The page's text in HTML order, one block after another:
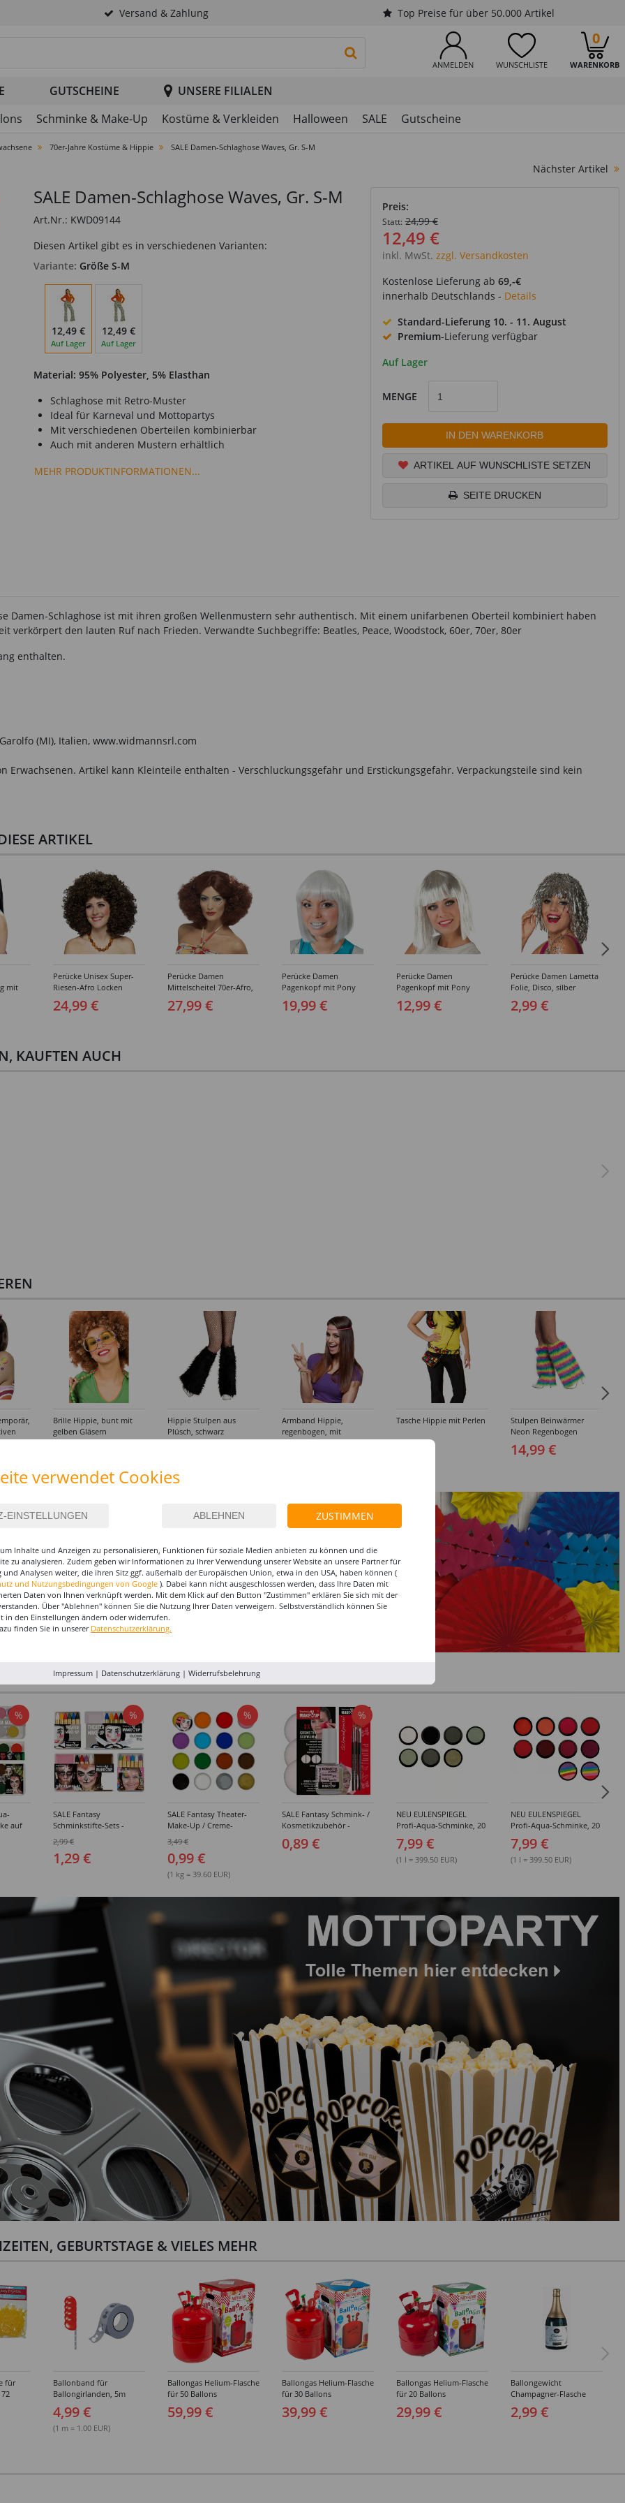
Versand & Zahlung Top Preise für über 50.000 Artikel
ANMELDEN WUNSCHLISTE WARENKORB
0
PRODUKTSUCHE STARTEN
GUTSCHEINE
UNSERE FILIALEN
Schminke & Make-Up Kostüme & Verkleiden Halloween SALE Gutscheine
70er-Jahre Kostüme & Hippie SALE Damen-Schlaghose Waves, Gr. S-M
Nächster Artikel
SALE Damen-Schlaghose Waves, Gr. S-M
Art.Nr.: KWD09144
Diesen Artikel gibt es in verschiedenen Varianten:
Variante: Größe S-M
12,49 €
Auf Lager
12,49 €
Auf Lager
Material: 95% Polyester, 5% Elasthan
Schlaghose mit Retro-Muster
Ideal für Karneval und Mottopartys
Mit verschiedenen Oberteilen kombinierbar
Auch mit anderen Mustern erhältlich
MEHR PRODUKTINFORMATIONEN...
Preis:
Statt: 24,99 €
12,49 €
inkl. MwSt. zzgl. Versandkosten
Kostenlose Lieferung ab 69,-€
innerhalb Deutschlands - Details
Standard-Lieferung 10. - 11. August
Premium-Lieferung verfügbar
Auf Lager
MENGE
IN DEN WARENKORB
ARTIKEL AUF WUNSCHLISTE SETZEN
SEITE DRUCKEN
Damen-Schlaghose ist mit ihren großen Wellenmustern sehr authentisch. Mit einem unifarbenen Oberteil kombiniert haben
verkörpert den lauten Ruf nach Frieden. Verwandte Suchbegriffe: Beatles, Peace, Woodstock, 60er, 70er, 80er
enthalten.
(MI), Italien, www.widmannsrl.com
Artikel kann Kleinteile enthalten - Verschluckungsgefahr und Erstickungsgefahr. Verpackungsteile sind kein
ARTIKEL
mit
und
Perücke Unisex Super-
Riesen-Afro Locken
meliert, Havana, braun
24,99 €
Perücke Damen
Mittelscheitel 70er-Afro,
Disco Queen, mahagoni
27,99 €
Perücke Damen
Pagenkopf mit Pony
glamour, Space Girl,
gesträhnt silber, weiß
19,99 €
Perücke Damen
Pagenkopf mit Pony
glamour Gigi gesträhnt
silber, weiß
12,99 €
Perücke Damen Lametta
Folie, Disco, silber
2,99 €
KAUFTEN AUCH
Brille Hippie, bunt mit
gelben Gläsern
Hippie Stulpen aus
Plüsch, schwarz
Armband Hippie,
regenbogen, mit
Peacezeichen
Tasche Hippie mit Perlen
Stulpen Beinwärmer
Neon Regenbogen
14,99 €
MAKE-UP & ZUBEHÖR
%
auf
%
SALE Fantasy
Schminkstifte-Sets -
Ausführungen
2,99 €
1,29 €
%
SALE Fantasy Theater-
Make-Up / Creme-
25g - Verschiedene
Karnevalsfarben
3,49 €
0,99 €
(1 kg = 39.60 EUR)
%
SALE Fantasy Schmink- /
Kosmetikzubehör -
0,89 €
NEU EULENSPIEGEL
Profi-Aqua-Schminke, 20
Grau-Töne -
Verschiedene Farben
7,99 €
(1 l = 399.50 EUR)
NEU EULENSPIEGEL
Profi-Aqua-Schminke, 20
Verschiedene Farben
7,99 €
(1 l = 399.50 EUR)
GEBURTSTAGE & VIELES MEHR
für
Ballonband für
Ballongirlanden, 5m
Deko-Band aus PVC
4,99 €
(1 m = 1.00 EUR)
Ballongas Helium-Flasche
für 50 Ballons
59,99 €
Ballongas Helium-Flasche
für 30 Ballons
39,99 €
Ballongas Helium-Flasche
für 20 Ballons
29,99 €
Ballongewicht
Champagner-Flasche
2,99 €
verwendet Cookies
ZUSTIMMEN
Inhalte und Anzeigen zu personalisieren, Funktionen für soziale Medien anbieten zu können und die
zu analysieren. Zudem geben wir Informationen zu Ihrer Verwendung unserer Website an unsere Partner für
und Analysen weiter, die ihren Sitz ggf. außerhalb der Europäischen Union, etwa in den USA, haben können (
und Nutzungsbedingungen von Google ). Dabei kann nicht ausgeschlossen werden, dass Ihre Daten mit
Daten von Ihnen verknüpft werden. Mit dem Klick auf den Button "Zustimmen" erklären Sie sich mit der
Über "Ablehnen" können Sie die Nutzung Ihrer Daten verweigern. Selbstverständlich können Sie
in den Einstellungen ändern oder widerrufen.
finden Sie in unserer Datenschutzerklärung.
Impressum| Datenschutzerklärung| Widerrufsbelehrung